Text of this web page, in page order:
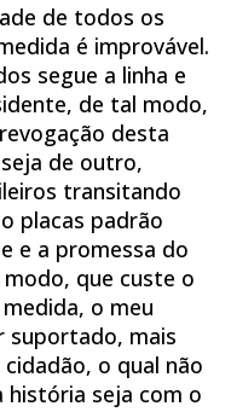
de todos os
é improvável.
segue a linha e
de tal modo,
desta
de outro,
transitando
placas padrão
e a promessa do
que custe o
o meu
suportado, mais
o qual não
história seja com o